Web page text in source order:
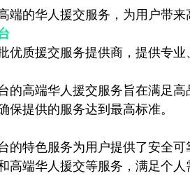
端的华人援交服务，为用户带来
的高端华人援交服务旨在满足
保提供的服务达到最高标准。
的特色服务为用户提供了安全